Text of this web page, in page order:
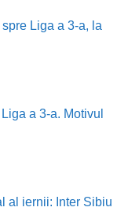
Liga a 3-a, la
a 3-a. Motivul
al iernii: Inter Sibiu